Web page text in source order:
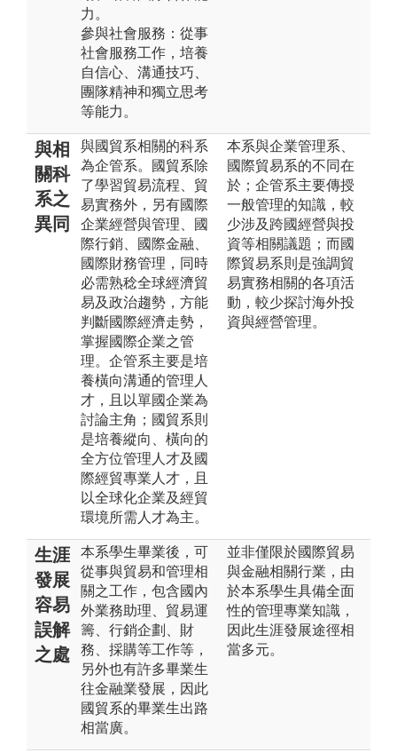
力。
參與社會服務：從事
社會服務工作，培養
自信心、溝通技巧、
團隊精神和獨立思考
等能力。
與相
關科
系之
異同
與國貿系相關的科系
為企管系。國貿系除
了學習貿易流程、貿
易實務外，另有國際
企業經營與管理、國
際行銷、國際金融、
國際財務管理，同時
必需熟稔全球經濟貿
易及政治趨勢，方能
判斷國際經濟走勢，
掌握國際企業之管
理。企管系主要是培
養橫向溝通的管理人
才，且以單國企業為
討論主角；國貿系則
是培養縱向、橫向的
全方位管理人才及國
際經貿專業人才，且
以全球化企業及經貿
環境所需人才為主。
本系與企業管理系、
國際貿易系的不同在
於；企管系主要傳授
一般管理的知識，較
少涉及跨國經營與投
資等相關議題；而國
際貿易系則是強調貿
易實務相關的各項活
動，較少探討海外投
資與經營管理。
生涯
發展
容易
誤解
之處
本系學生畢業後，可
從事與貿易和管理相
關之工作，包含國內
外業務助理、貿易運
籌、行銷企劃、財
務、採購等工作等，
另外也有許多畢業生
往金融業發展，因此
國貿系的畢業生出路
相當廣。
並非僅限於國際貿易
與金融相關行業，由
於本系學生具備全面
性的管理專業知識，
因此生涯發展途徑相
當多元。